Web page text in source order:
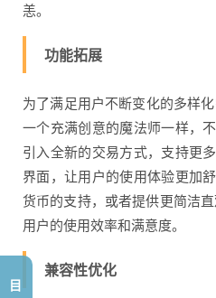
恙。
功能拓展
为了满足用户不断变化的多样
一个充满创意的魔法师一样，
引入全新的交易方式，支持更
界面，让用户的使用体验更加
货币的支持，或者提供更简洁
用户的使用效率和满意度。
兼容性优化
目